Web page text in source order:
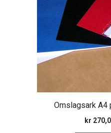
Omslagsark A4
kr